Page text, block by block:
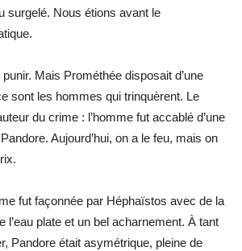
surgelé. Nous étions avant le
Mais Prométhée disposait d’une
sont les hommes qui trinquèrent. Le
du crime : l’homme fut accablé d’une
Aujourd’hui, on a le feu, mais on
fut façonnée par Héphaïstos avec de la
l’eau plate et un bel acharnement. À tant
Pandore était asymétrique, pleine de